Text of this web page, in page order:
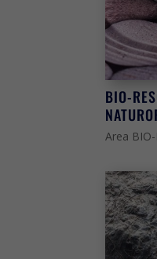
BIO-
Area BIO-